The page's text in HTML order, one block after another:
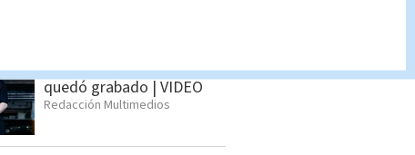
asesinado; ataque armado
quedó grabado | VIDEO
Redacción Multimedios